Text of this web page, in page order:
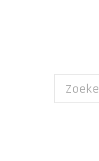
Zoeken: